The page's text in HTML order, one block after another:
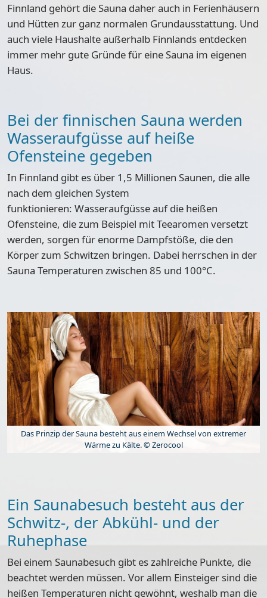
Finnland gehört die Sauna daher auch in Ferienhäusern
und Hütten zur ganz normalen Grundausstattung. Und
auch viele Haushalte außerhalb Finnlands entdecken
immer mehr gute Gründe für eine Sauna im eigenen
Haus.
Bei der finnischen Sauna werden
Wasseraufgüsse auf heiße
Ofensteine gegeben
In Finnland gibt es über 1,5 Millionen Saunen, die alle
nach dem gleichen System
funktionieren: Wasseraufgüsse auf die heißen
Ofensteine, die zum Beispiel mit Teearomen versetzt
werden, sorgen für enorme Dampfstöße, die den
Körper zum Schwitzen bringen. Dabei herrschen in der
Sauna Temperaturen zwischen 85 und 100°C.
Das Prinzip der Sauna besteht aus einem Wechsel von extremer
Wärme zu Kälte. © Zerocool
Ein Saunabesuch besteht aus der
Schwitz-, der Abkühl- und der
Ruhephase
Bei einem Saunabesuch gibt es zahlreiche Punkte, die
beachtet werden müssen. Vor allem Einsteiger sind die
heißen Temperaturen nicht gewöhnt, weshalb man die